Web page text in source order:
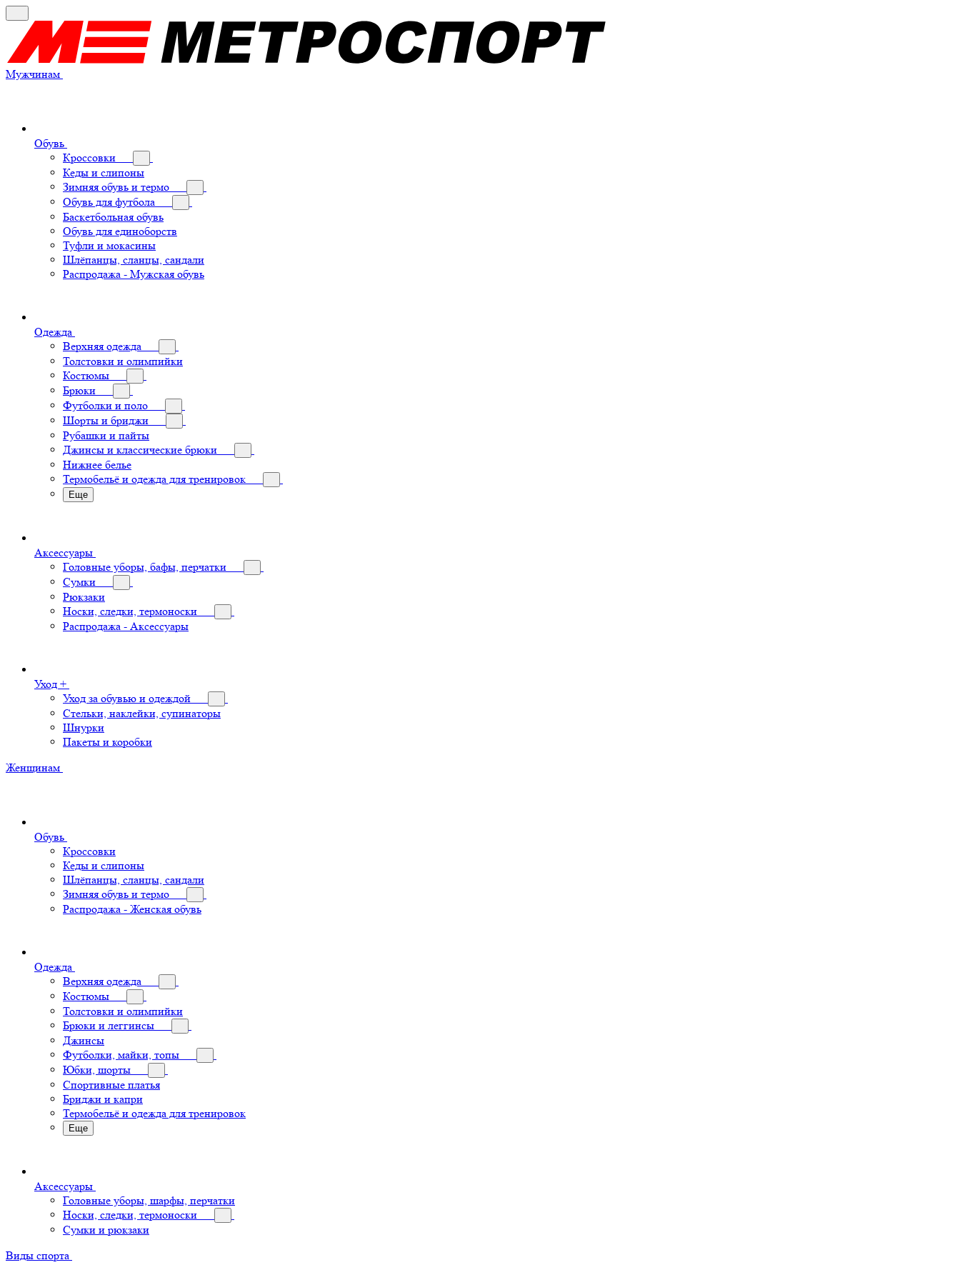
Мужчинам
Обувь
Кроссовки
Кеды и слипоны
Зимняя обувь и термо
Обувь для футбола
Баскетбольная обувь
Обувь для единоборств
Туфли и мокасины
Шлёпанцы, сланцы, сандали
Распродажа - Мужская обувь
Одежда
Верхняя одежда
Толстовки и олимпийки
Костюмы
Брюки
Футболки и поло
Шорты и бриджи
Рубашки и пайты
Джинсы и классические брюки
Нижнее белье
Термобельё и одежда для тренировок
Еще
Аксессуары
Головные уборы, бафы, перчатки
Сумки
Рюкзаки
Носки, следки, термоноски
Распродажа - Аксессуары
Уход +
Уход за обувью и одеждой
Стельки, наклейки, супинаторы
Шнурки
Пакеты и коробки
Женщинам
Обувь
Кроссовки
Кеды и слипоны
Шлёпанцы, сланцы, сандали
Зимняя обувь и термо
Распродажа - Женская обувь
Одежда
Верхняя одежда
Костюмы
Толстовки и олимпийки
Брюки и леггинсы
Джинсы
Футболки, майки, топы
Юбки, шорты
Спортивные платья
Бриджи и капри
Термобельё и одежда для тренировок
Еще
Аксессуары
Головные уборы, шарфы, перчатки
Носки, следки, термоноски
Сумки и рюкзаки
Виды спорта